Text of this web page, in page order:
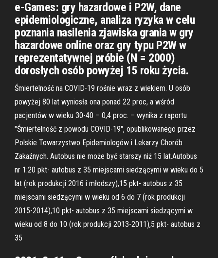
e-Games: gry hazardowe i P2W, dane
epidemiologiczne, analiza ryzyka w celu
poznania nasilenia zjawiska grania w gry
hazardowe online oraz gry typu P2W w
reprezentatywnej próbie (N = 2000)
dorosłych osób powyżej 15 roku życia.
Śmiertelność na COVID-19 rośnie wraz z wiekiem. U osób
powyżej 80 lat wyniosła ona ponad 22 proc, a wśród
pacjentów w wieku 30-40 – 0,4 proc. – wynika z raportu
"Śmiertelność z powodu COVID-19", opublikowanego przez
Polskie Towarzystwo Epidemiologów i Lekarzy Chorób
Zakaźnych. Autobus nie może być starszy niż 15 lat.Autobus
nr 1:20 pkt- autobus z 35 miejscami siedzącymi w wieku do 5
lat (rok produkcji 2016 i młodszy),15 pkt- autobus z 35
miejscami siedzącymi w wieku od 6 do 7 (rok produkcji
2015-2014),10 pkt- autobus z 35 miejscami siedzącymi w
wieku od 8 do 10 (rok produkcji 2013-2011),5 pkt- autobus z
35